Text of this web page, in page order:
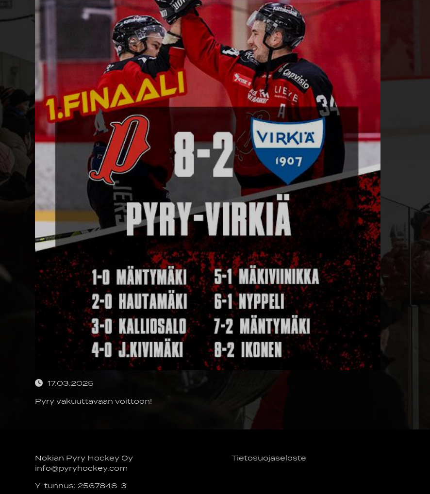
17.03.2025
Pyry vakuuttavaan voittoon!
Nokian Pyry Hockey Oy
info@pyryhockey.com
Y-tunnus: 2567848-3
Tietosuojaseloste